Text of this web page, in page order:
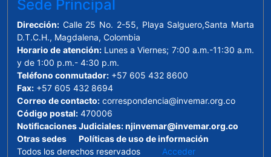
Sede Principal
Dirección: Calle 25 No. 2-55, Playa Salguero,Santa Marta
D.T.C.H., Magdalena, Colombia
Horario de atención:Lunes a Viernes; 7:00 a.m.-11:30 a.m.
y de 1:00 p.m.- 4:30 p.m.
Teléfono conmutador: +57 605 432 8600
Fax: +57 605 432 8694
Correo de contacto: correspondencia@invemar.org.co
Código postal: 470006
Notificaciones Judiciales:njinvemar@invemar.org.co
Otras sedes
Políticas de uso de información
Todos los derechos reservados Acceder